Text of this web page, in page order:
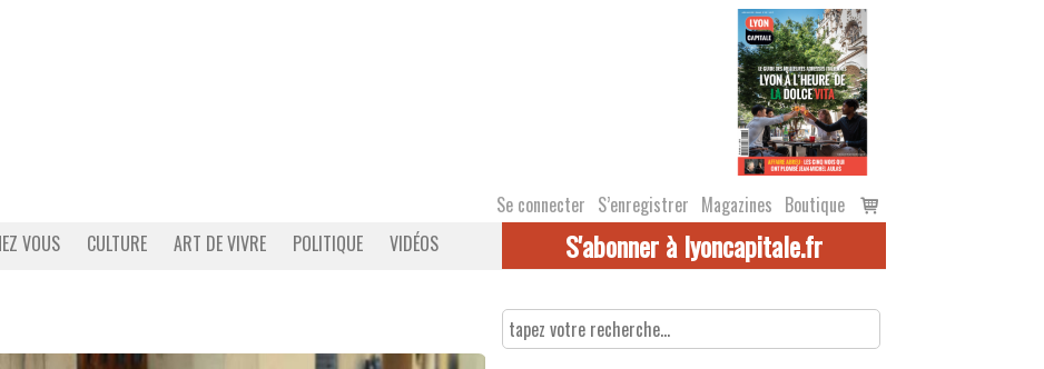
Se connecter S’enregistrer Magazines Boutique
Voir
le
VOUS CULTURE ART DE VIVRE POLITIQUE VIDÉOS S'abonner à lyoncapitale.fr